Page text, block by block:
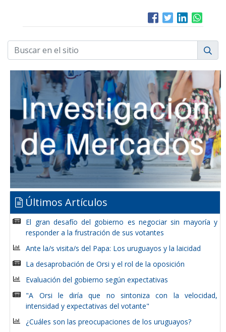
Últimos Artículos
El gran desafío del gobierno es negociar sin mayoría y
responder a la frustración de sus votantes
Ante la/s visita/s del Papa: Los uruguayos y la laicidad
La desaprobación de Orsi y el rol de la oposición
Evaluación del gobierno según expectativas
"A Orsi le diría que no sintoniza con la velocidad,
intensidad y expectativas del votante"
¿Cuáles son las preocupaciones de los uruguayos?